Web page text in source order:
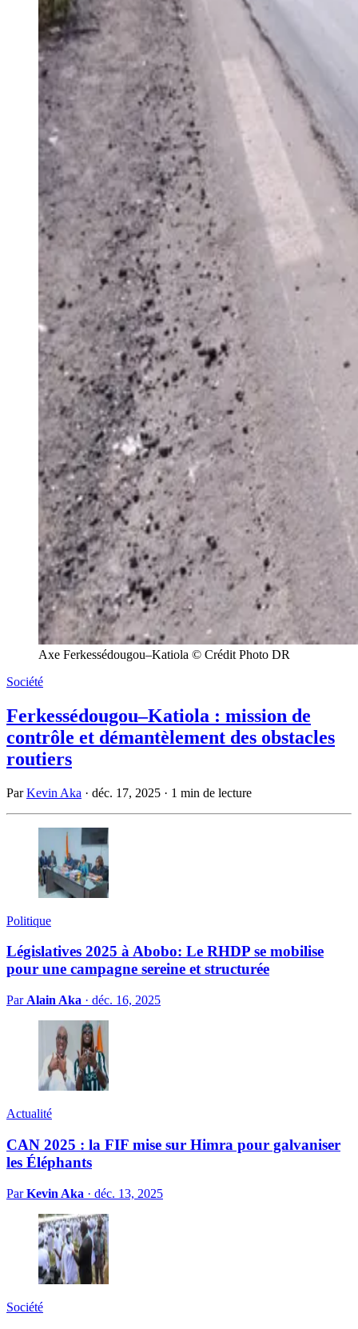
Axe Ferkessédougou–Katiola © Crédit Photo DR
Société
Ferkessédougou–Katiola : mission de
contrôle et démantèlement des obstacles
routiers
ParKevin Aka · déc. 17, 2025 · 1 min de lecture
Politique
Législatives 2025 à Abobo: Le RHDP se mobilise
pour une campagne sereine et structurée
Par Alain Aka · déc. 16, 2025
Actualité
CAN 2025 : la FIF mise sur Himra pour galvaniser
les Éléphants
ParKevin Aka · déc. 13, 2025
Société